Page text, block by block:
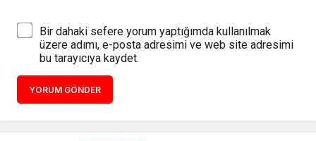
Bir dahaki sefere yorum yaptığımda kullanılmak
üzere adımı, e-posta adresimi ve web site adresimi
bu tarayıcıya kaydet.
YORUM GÖNDER